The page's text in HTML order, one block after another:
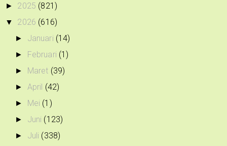
► 2025 (821)
▼ 2026 (616)
► Januari (14)
► Februari (1)
► Maret (39)
► April (42)
► Mei (1)
► Juni (123)
► Juli (338)